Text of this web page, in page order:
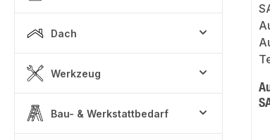
Dach
Werkzeug
Bau- & Werkstattbedarf